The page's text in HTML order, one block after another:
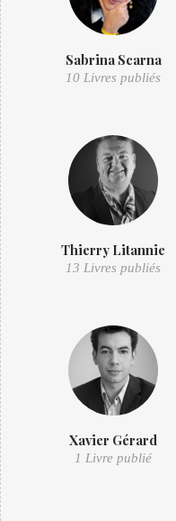
Sabrina Scarna
10 Livres publiés
Thierry Litannie
13 Livres publiés
Xavier Gérard
1 Livre publié